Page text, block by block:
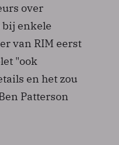
over
bij enkele
van RIM eerst
"ook
en het zou
Patterson